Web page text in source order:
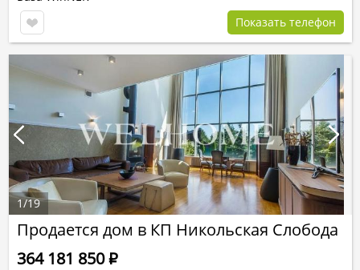
Показать телефон
Продается дом в КП Никольская Слобода
364 181 850Р
1/19